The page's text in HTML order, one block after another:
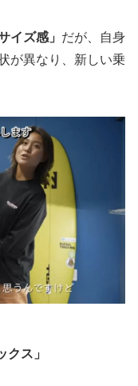
イズ感」 だが、自身
が異なり、新しい乗
ス」